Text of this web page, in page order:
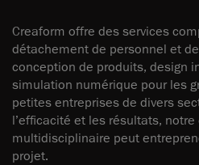
Creaform offre des services
détachement de personnel et
conception de produits, design
simulation numérique pour les
petites entreprises de divers
l’efficacité et les résultats, notre
multidisciplinaire peut
projet.